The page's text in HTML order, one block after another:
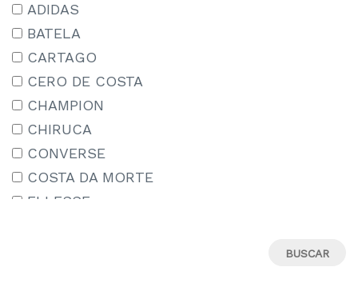
15/18
16
17
18
18M
19
19-20
19.5
ADIDAS
BATELA
CARTAGO
CERO DE COSTA
CHAMPION
CHIRUCA
CONVERSE
COSTA DA MORTE
ELLESSE